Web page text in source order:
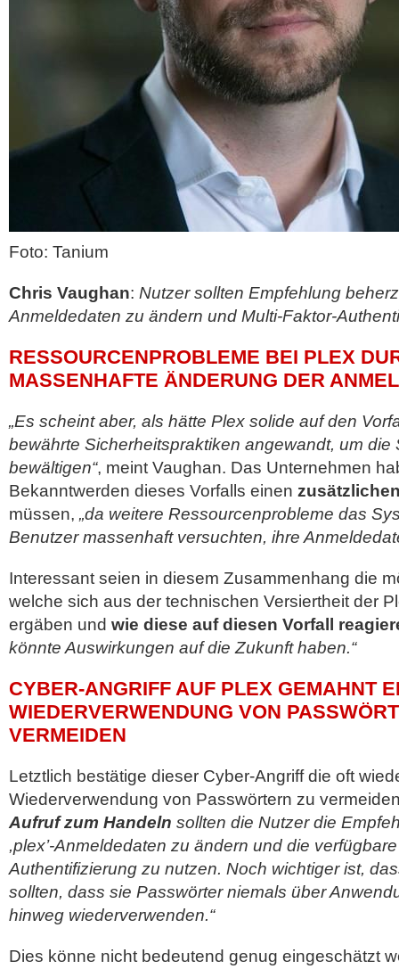
Foto: Tanium
Chris Vaughan: Nutzer sollten Empfehlung
Anmeldedaten zu ändern und Multi-Faktor-
RESSOURCENPROBLEME BEI PLEX
MASSENHAFTE ÄNDERUNG DER
„Es scheint aber, als hätte Plex solide auf den
bewährte Sicherheitspraktiken angewandt, um die
bewältigen“, meint Vaughan. Das Unternehmen
Bekanntwerden dieses Vorfalls einen
müssen, „da weitere Ressourcenprobleme das
Benutzer massenhaft versuchten, ihre
Interessant seien in diesem Zusammenhang die
welche sich aus der technischen Versiertheit der
ergäben und wie diese auf diesen Vorfall
könnte Auswirkungen auf die Zukunft haben.“
CYBER-ANGRIFF AUF PLEX GEMAHNT
WIEDERVERWENDUNG VON
VERMEIDEN
Letztlich bestätige dieser Cyber-Angriff die oft
Wiederverwendung von Passwörtern zu
Aufruf zum Handeln sollten die Nutzer die
,plex’-Anmeldedaten zu ändern und die
Authentifizierung zu nutzen. Noch wichtiger ist,
sollten, dass sie Passwörter niemals über
hinweg wiederverwenden.“
Dies könne nicht bedeutend genug eingeschätzt